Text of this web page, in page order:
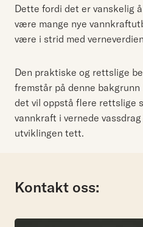
Dette fordi det er vanskelig
være mange nye
være i strid med
Den praktiske og rettslige
fremstår på denne
det vil oppstå flere rettslige
vannkraft i vernede
utviklingen tett.
Kontakt oss: